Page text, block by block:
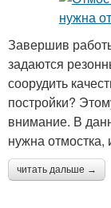
Завершив
задаются
соорудить
постройки?
внимание. В
нужна отмостка,
читать дальше →